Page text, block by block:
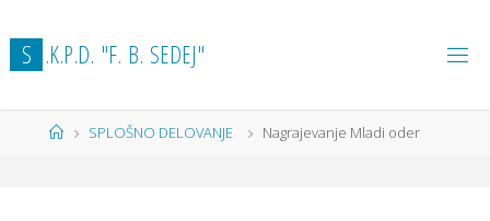
to
content
S .K.P.D. "F. B. SEDEJ"
HomeSPLOŠNO DELOVANJE Nagrajevanje Mladi oder